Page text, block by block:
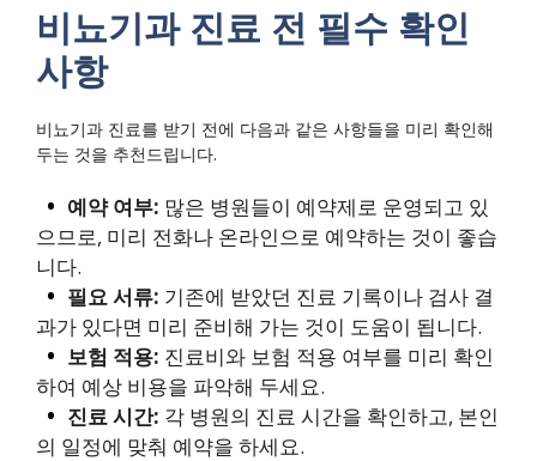
비뇨기과 진료 전 필수 확인
사항
비뇨기과 진료를 받기 전에 다음과 같은 사항들을 미리 확인해
두는 것을 추천드립니다.
예약 여부: 많은 병원들이 예약제로 운영되고 있
으므로, 미리 전화나 온라인으로 예약하는 것이 좋습
니다.
필요 서류: 기존에 받았던 진료 기록이나 검사 결
과가 있다면 미리 준비해 가는 것이 도움이 됩니다.
보험 적용: 진료비와 보험 적용 여부를 미리 확인
하여 예상 비용을 파악해 두세요.
진료 시간: 각 병원의 진료 시간을 확인하고, 본인
의 일정에 맞춰 예약을 하세요.